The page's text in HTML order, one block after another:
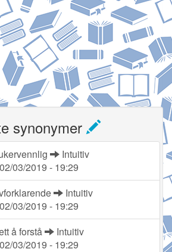
synonymer
Intuitiv
02/03/2019 - 19:29
Intuitiv
02/03/2019 - 19:29
å forstå
Intuitiv
02/03/2019 - 19:29